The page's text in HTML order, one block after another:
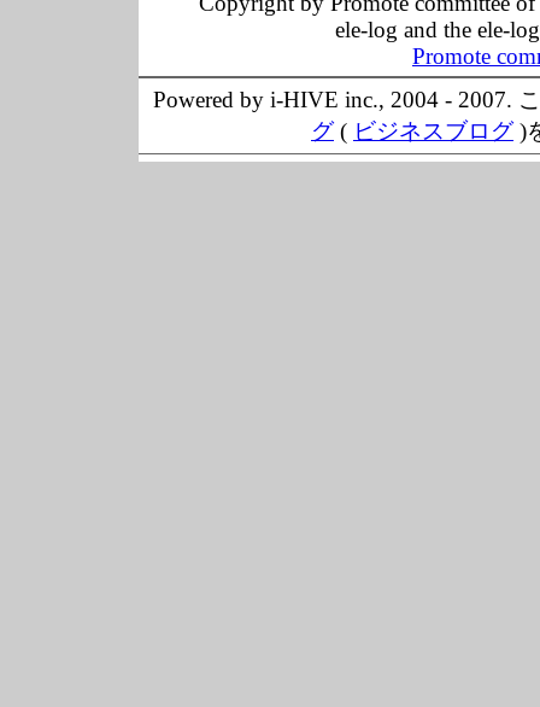
ele-log and the ele-
Promote
Powered by i-HIVE inc., 2004 - 2007.
グ( ビジネスブログ)